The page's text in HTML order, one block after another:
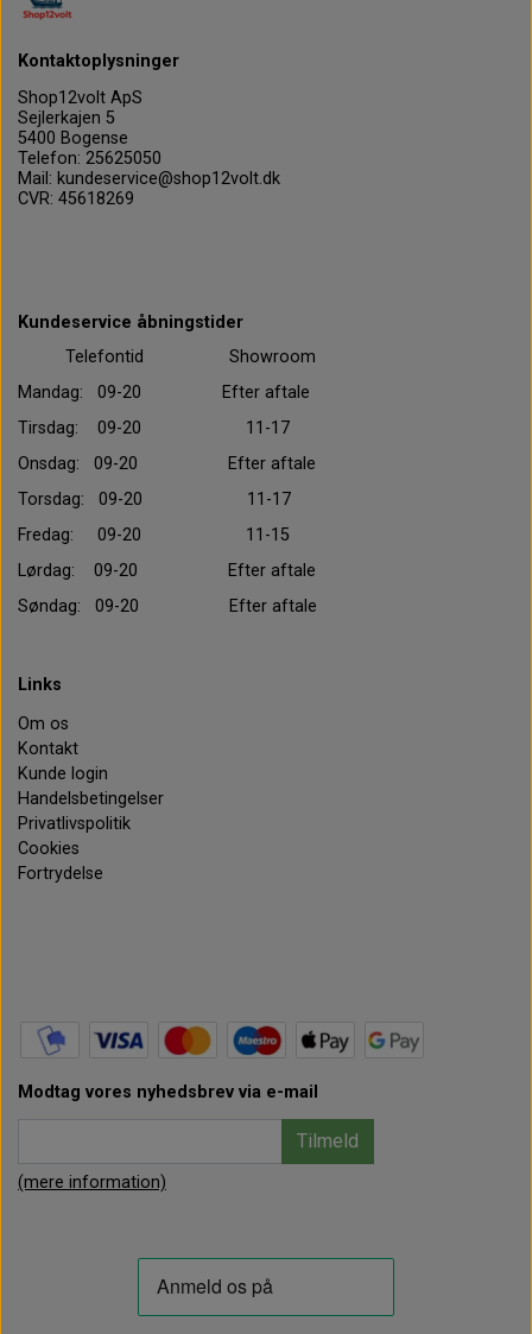
Kontaktoplysninger
Shop12volt ApS
Sejlerkajen 5
5400 Bogense
Telefon: 25625050
Mail: kundeservice@shop12volt.dk
CVR: 45618269
Kundeservice åbningstider
Telefontid Showroom
Mandag: 09-20 Efter aftale
Tirsdag: 09-20 11-17
Onsdag: 09-20 Efter aftale
Torsdag: 09-20 11-17
Fredag: 09-20 11-15
Lørdag: 09-20 Efter aftale
Søndag: 09-20 Efter aftale
Links
Om os
Kontakt
Kunde login
Handelsbetingelser
Privatlivspolitik
Cookies
Fortrydelse
Modtag vores nyhedsbrev via e-mail
Tilmeld
(mere information)